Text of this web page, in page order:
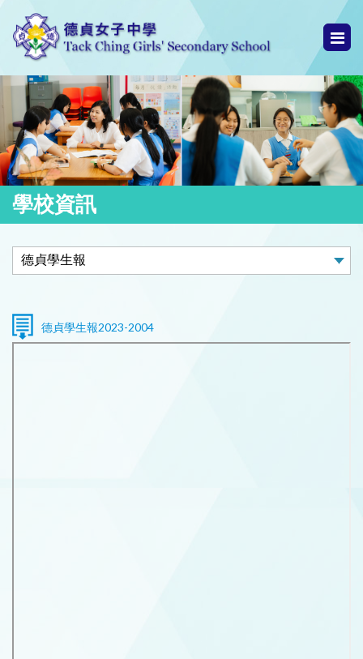
學校資訊
德貞學生報2023-2004